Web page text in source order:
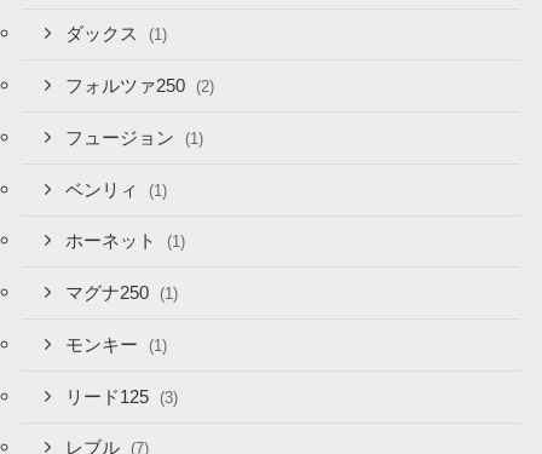
ダックス (1)
フォルツァ250 (2)
フュージョン (1)
ベンリィ (1)
ホーネット (1)
マグナ250 (1)
モンキー (1)
リード125 (3)
レブル (7)